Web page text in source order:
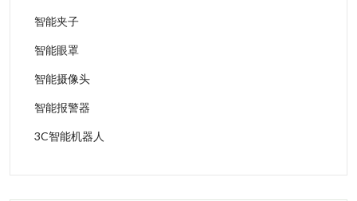
智能夹子
智能眼罩
智能摄像头
智能报警器
3C智能机器人